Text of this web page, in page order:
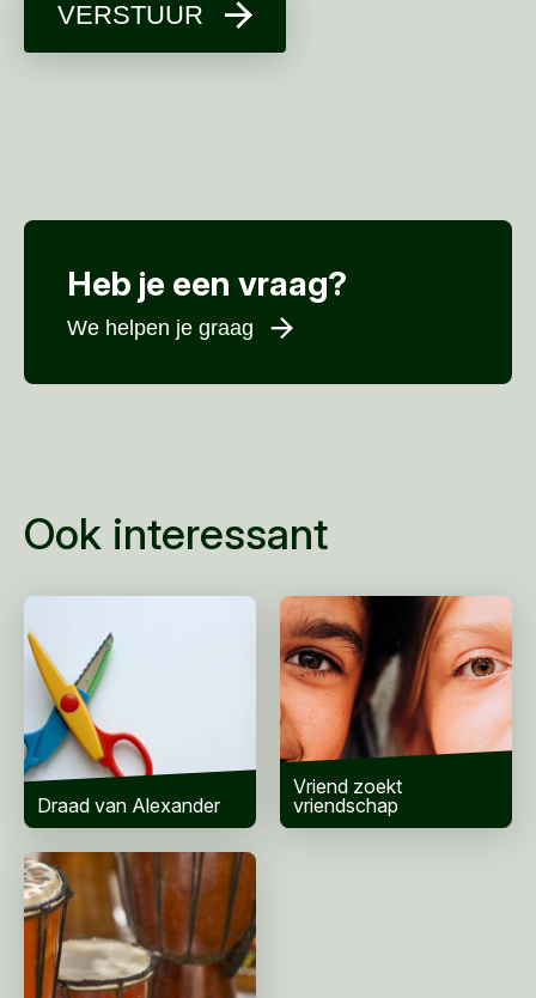
VERSTUUR
Heb je een vraag?
We helpen je graag
E-mailadres
Telefoonnummer
Woonplaats
Bericht*
Ook interessant
Draad van Alexander
Vriend zoekt
vriendschap